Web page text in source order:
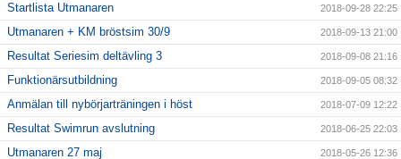
Startlista Utmanaren 2018-09-28 22:25
Utmanaren + KM bröstsim 30/9 2018-09-13 21:00
Resultat Seriesim deltävling 3 2018-09-08 21:16
Funktionärsutbildning 2018-09-05 08:32
Anmälan till nybörjarträningen i höst 2018-07-09 12:22
Resultat Swimrun avslutning 2018-06-25 22:03
Utmanaren 27 maj 2018-05-26 12:36